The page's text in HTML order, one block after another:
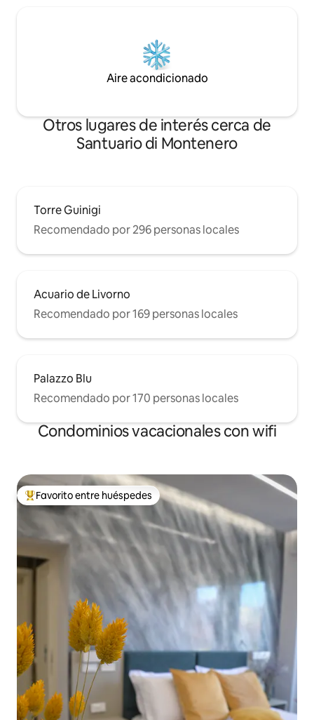
Aire acondicionado
Otros lugares de interés cerca de
Santuario di Montenero
Torre Guinigi
Recomendado por 296 personas locales
Acuario de Livorno
Recomendado por 169 personas locales
Palazzo Blu
Recomendado por 170 personas locales
Condominios vacacionales con wifi
Favorito entre huéspedes preferido
Favorito entre huéspedes